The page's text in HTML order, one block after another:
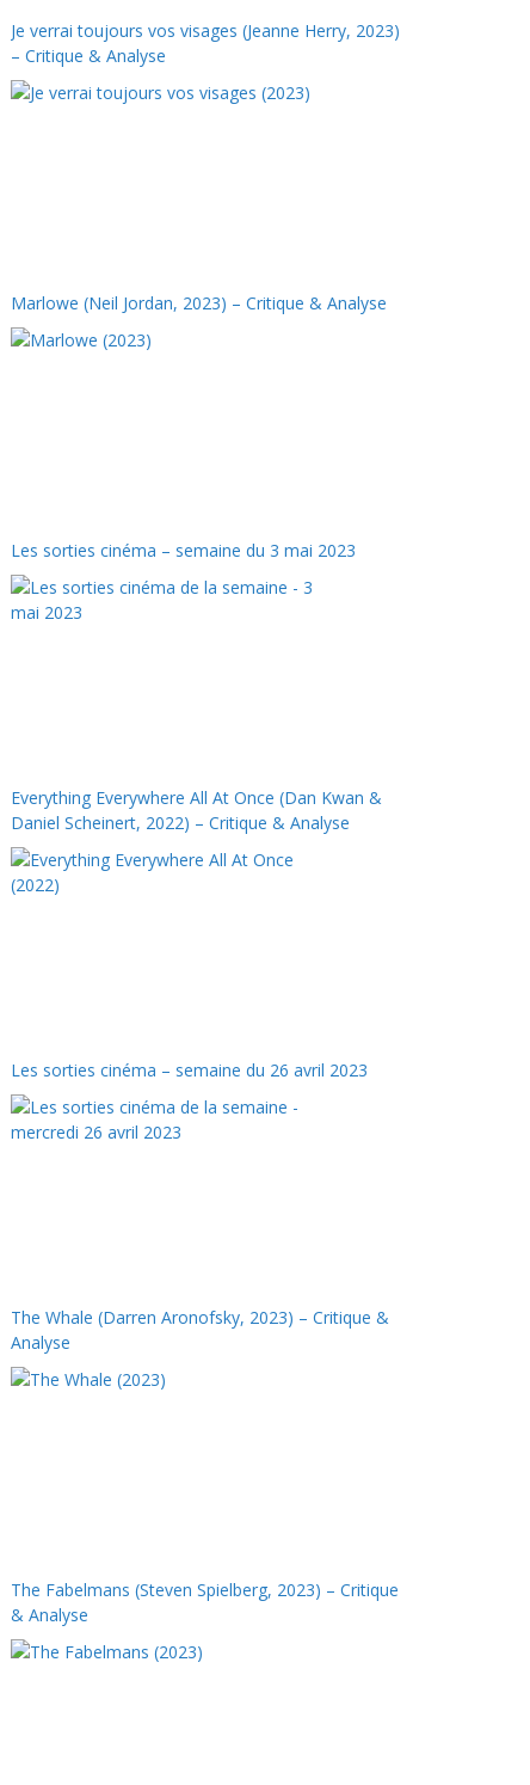
Je verrai toujours vos visages (Jeanne Herry, 2023)
– Critique & Analyse
Marlowe (Neil Jordan, 2023) – Critique & Analyse
Les sorties cinéma – semaine du 3 mai 2023
Everything Everywhere All At Once (Dan Kwan &
Daniel Scheinert, 2022) – Critique & Analyse
Les sorties cinéma – semaine du 26 avril 2023
The Whale (Darren Aronofsky, 2023) – Critique &
Analyse
The Fabelmans (Steven Spielberg, 2023) – Critique
& Analyse